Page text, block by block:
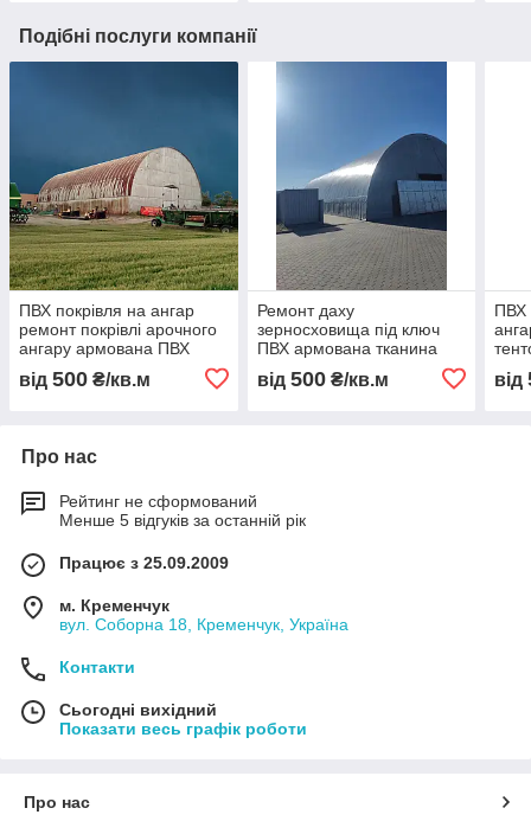
Подібні послуги компанії
ПВХ покрівля на ангар
ремонт покрівлі арочного
ангару армована ПВХ
ангарів монтаж без
від 500 ₴/кв.м
Ремонт даху
зерносховища під ключ
ПВХ армована тканина
ангарів і каркасно
від 500₴/кв.м
ПВХ
від
Про нас
Рейтинг не сформований
Менше 5 відгуків за останній рік
Працює з 25.09.2009
м. Кременчук
вул. Соборна 18, Кременчук, Україна
Контакти
Сьогодні вихідний
Показати весь графік роботи
Про нас